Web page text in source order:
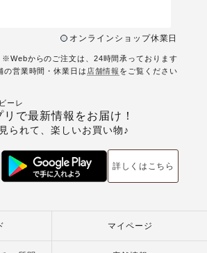
オンラインショップ休業日
※Webからのご注文は、24時間承っております
の営業時間・休業日は 店舗情報 をご覧ください
ーレ
で最新情報をお届け！
られて、楽しいお買い物♪
詳しくはこちら
マイページ